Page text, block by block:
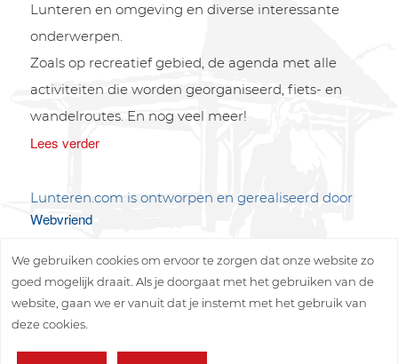
Lunteren en omgeving en diverse interessante
onderwerpen.
Zoals op recreatief gebied, de agenda met alle
activiteiten die worden georganiseerd, fiets- en
wandelroutes. En nog veel meer!
Lees verder
Lunteren.com is ontworpen en gerealiseerd door
Webvriend
We gebruiken cookies om ervoor te zorgen dat onze website zo
goed mogelijk draait. Als je doorgaat met het gebruiken van de
website, gaan we er vanuit dat je instemt met het gebruik van
deze cookies.